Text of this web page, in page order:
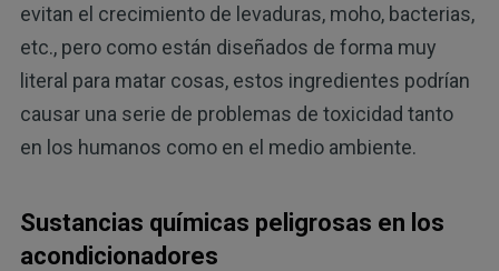
evitan el crecimiento de levaduras, moho, bacterias,
etc., pero como están diseñados de forma muy
literal para matar cosas, estos ingredientes podrían
causar una serie de problemas de toxicidad tanto
en los humanos como en el medio ambiente.
Sustancias químicas peligrosas en los
acondicionadores